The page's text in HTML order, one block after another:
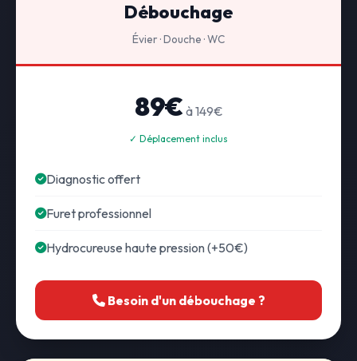
Débouchage
Évier · Douche · WC
89€ à 149€
✓ Déplacement inclus
Diagnostic offert
Furet professionnel
Hydrocureuse haute pression (+50€)
Besoin d'un débouchage ?